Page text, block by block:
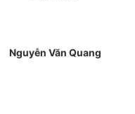
Nguyễn Văn Quang